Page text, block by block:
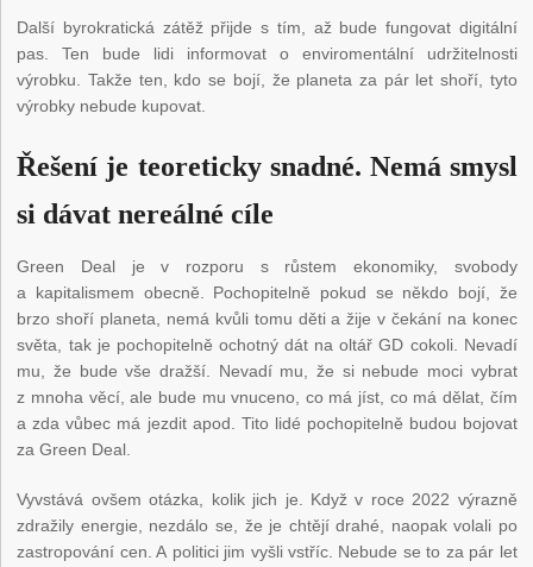
Další byrokratická zátěž přijde s tím, až bude fungovat digitální
pas. Ten bude lidi informovat o enviromentální udržitelnosti
výrobku. Takže ten, kdo se bojí, že planeta za pár let shoří, tyto
výrobky nebude kupovat.
Řešení je teoreticky snadné. Nemá smysl
si dávat nereálné cíle
Green Deal je v rozporu s růstem ekonomiky, svobody
a kapitalismem obecně. Pochopitelně pokud se někdo bojí, že
brzo shoří planeta, nemá kvůli tomu děti a žije v čekání na konec
světa, tak je pochopitelně ochotný dát na oltář GD cokoli. Nevadí
mu, že bude vše dražší. Nevadí mu, že si nebude moci vybrat
z mnoha věcí, ale bude mu vnuceno, co má jíst, co má dělat, čím
a zda vůbec má jezdit apod. Tito lidé pochopitelně budou bojovat
za Green Deal.
Vyvstává ovšem otázka, kolik jich je. Když v roce 2022 výrazně
zdražily energie, nezdálo se, že je chtějí drahé, naopak volali po
zastropování cen. A politici jim vyšli vstříc. Nebude se to za pár let